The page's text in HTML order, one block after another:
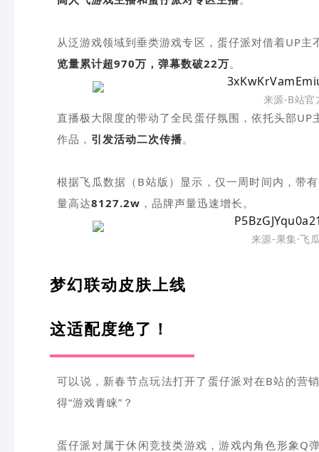
从泛游戏领域到垂类游戏专区，蛋仔派对借着UP
览量累计超970万，弹幕数破22万。
来源-B站
直播极大限度的带动了全民蛋仔氛围，依托头部
作品， 引发活动二次传播。
根据飞瓜数据（B站版）显示，仅一周时间内，带
量高达8127.2w ，品牌声量迅速增长。
来源-果集·飞
梦幻联动皮肤上线
这适配度绝了！
可以说，新春节点玩法打开了蛋仔派对在B站的营
得“游戏青睐”？
蛋仔派对属于休闲竞技类游戏，游戏内角色形象Q